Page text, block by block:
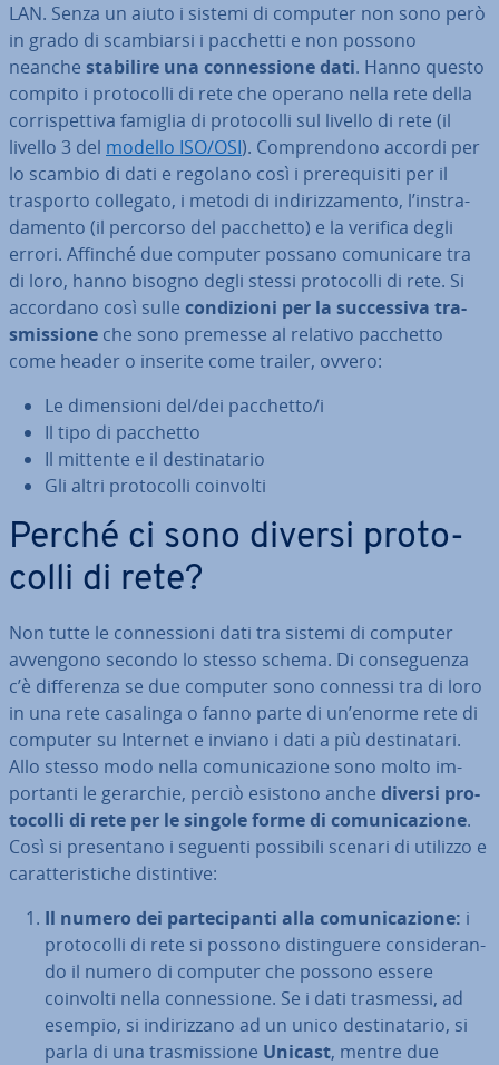
LAN. Senza un aiuto i sistemi di computer non sono però
in grado di scam­biar­si i pacchetti e non possono
neanche stabilire una con­nes­sio­ne dati. Hanno questo
compito i pro­to­col­li di rete che operano nella rete della
cor­ri­spet­ti­va famiglia di pro­to­col­li sul livello di rete (il
livello 3 del modello ISO/OSI). Com­pren­do­no accordi per
lo scambio di dati e regolano così i pre­re­qui­si­ti per il
trasporto collegato, i metodi di in­di­riz­za­men­to, l’in­stra­
da­men­to (il percorso del pacchetto) e la verifica degli
errori. Affinché due computer possano co­mu­ni­ca­re tra
di loro, hanno bisogno degli stessi pro­to­col­li di rete. Si
accordano così sulle con­di­zio­ni per la suc­ces­si­va tra­
smis­sio­ne che sono premesse al relativo pacchetto
come header o inserite come trailer, ovvero:
Le di­men­sio­ni del/dei pacchetto/i
Il tipo di pacchetto
Il mittente e il de­sti­na­ta­rio
Gli altri pro­to­col­li coinvolti
Perché ci sono diversi pro­to­
col­li di rete?
Non tutte le con­nes­sio­ni dati tra sistemi di computer
avvengono secondo lo stesso schema. Di con­se­guen­za
c’è dif­fe­ren­za se due computer sono connessi tra di loro
in una rete casalinga o fanno parte di un’enorme rete di
computer su Internet e inviano i dati a più de­sti­na­ta­ri.
Allo stesso modo nella co­mu­ni­ca­zio­ne sono molto im­
por­tan­ti le gerarchie, perciò esistono anche diversi pro­
to­col­li di rete per le singole forme di co­mu­ni­ca­zio­ne.
Così si pre­sen­ta­no i seguenti possibili scenari di utilizzo e
ca­rat­te­ri­sti­che di­stin­ti­ve:
Il numero dei par­te­ci­pan­ti alla co­mu­ni­ca­zio­ne: i
pro­to­col­li di rete si possono di­stin­gue­re con­si­de­ran­
do il numero di computer che possono essere
coinvolti nella con­nes­sio­ne. Se i dati trasmessi, ad
esempio, si in­di­riz­za­no ad un unico de­sti­na­ta­rio, si
parla di una tra­smis­sio­ne Unicast, mentre due